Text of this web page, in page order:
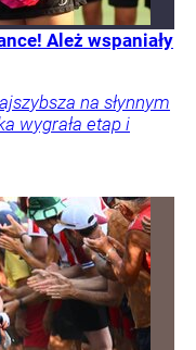
Ależ wspaniały
na słynnym
wygrała etap i